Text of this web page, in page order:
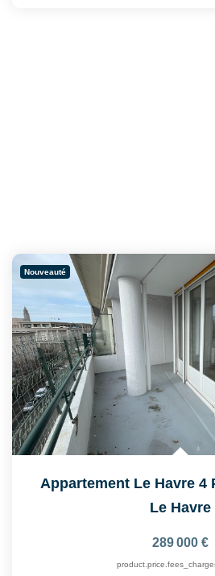
Nouveauté
Appartement Le Havre 4
Le Havre
289 000 €